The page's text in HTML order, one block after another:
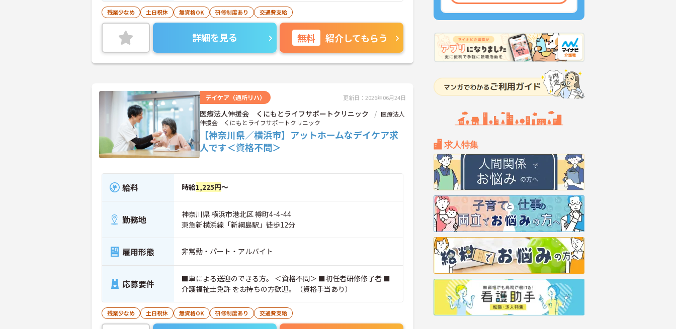
求人特集
残業少なめ 土日祝休 無資格OK 研修制度あり 交通費支給
詳細を見る 無料 紹介してもらう
デイケア（通所リハ） 更新日：2026年06月24日
医療法人伸援会 くにもとライフサポートクリニック
医療法人
伸援会 くにもとライフサポートクリニック
【神奈川県／横浜市】アットホームなデイケア求
人です＜資格不問＞
給料 時給1,225円～
勤務地
神奈川県 横浜市港北区 樽町4-4-44
東急新横浜線「新綱島駅」徒歩12分
雇用形態 非常勤・パート・アルバイト
応募要件
■車による送迎のできる方。 ＜資格不問＞ ■初任者研修修了者 ■
介護福祉士免許 をお持ちの方歓迎。（資格手当あり）
残業少なめ 土日祝休 無資格OK 研修制度あり 交通費支給